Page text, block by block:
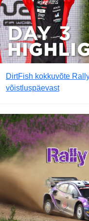
DirtFish kokkuvõte
võistluspäevast